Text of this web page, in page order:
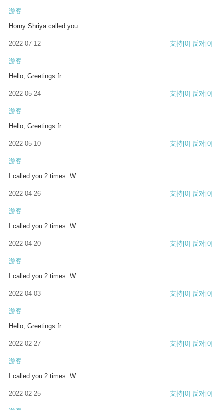
游客
Horny Shriya called you
2022-07-12 支持[0] 反对[0]
游客
Hello, Greetings fr
2022-05-24 支持[0] 反对[0]
游客
Hello, Greetings fr
2022-05-10 支持[0] 反对[0]
游客
I called you 2 times. W
2022-04-26 支持[0] 反对[0]
游客
I called you 2 times. W
2022-04-20 支持[0] 反对[0]
游客
I called you 2 times. W
2022-04-03 支持[0] 反对[0]
游客
Hello, Greetings fr
2022-02-27 支持[0] 反对[0]
游客
I called you 2 times. W
2022-02-25 支持[0] 反对[0]